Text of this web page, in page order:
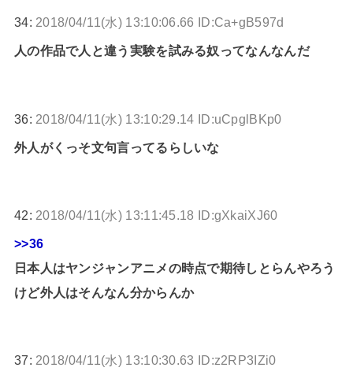
34: 2018/04/11(水) 13:10:06.66 ID:Ca+gB597d
人の作品で人と違う実験を試みる奴ってなんなんだ
36: 2018/04/11(水) 13:10:29.14 ID:uCpglBKp0
外人がくっそ文句言ってるらしいな
42: 2018/04/11(水) 13:11:45.18 ID:gXkaiXJ60
>>36
日本人はヤンジャンアニメの時点で期待しとらんやろう
けど外人はそんなん分からんか
37: 2018/04/11(水) 13:10:30.63 ID:z2RP3IZi0